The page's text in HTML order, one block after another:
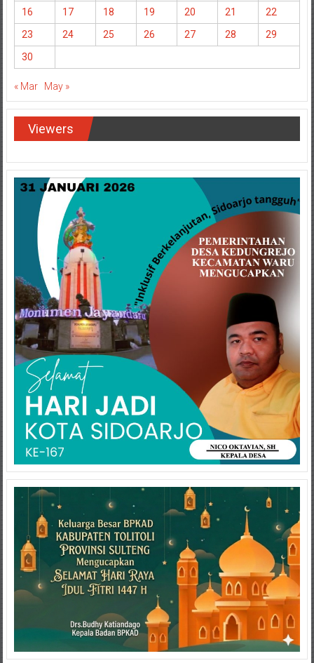
16 17 18 19 20 21
22
23
24 25 26 27 28
29
30
« Mar May »
Viewers